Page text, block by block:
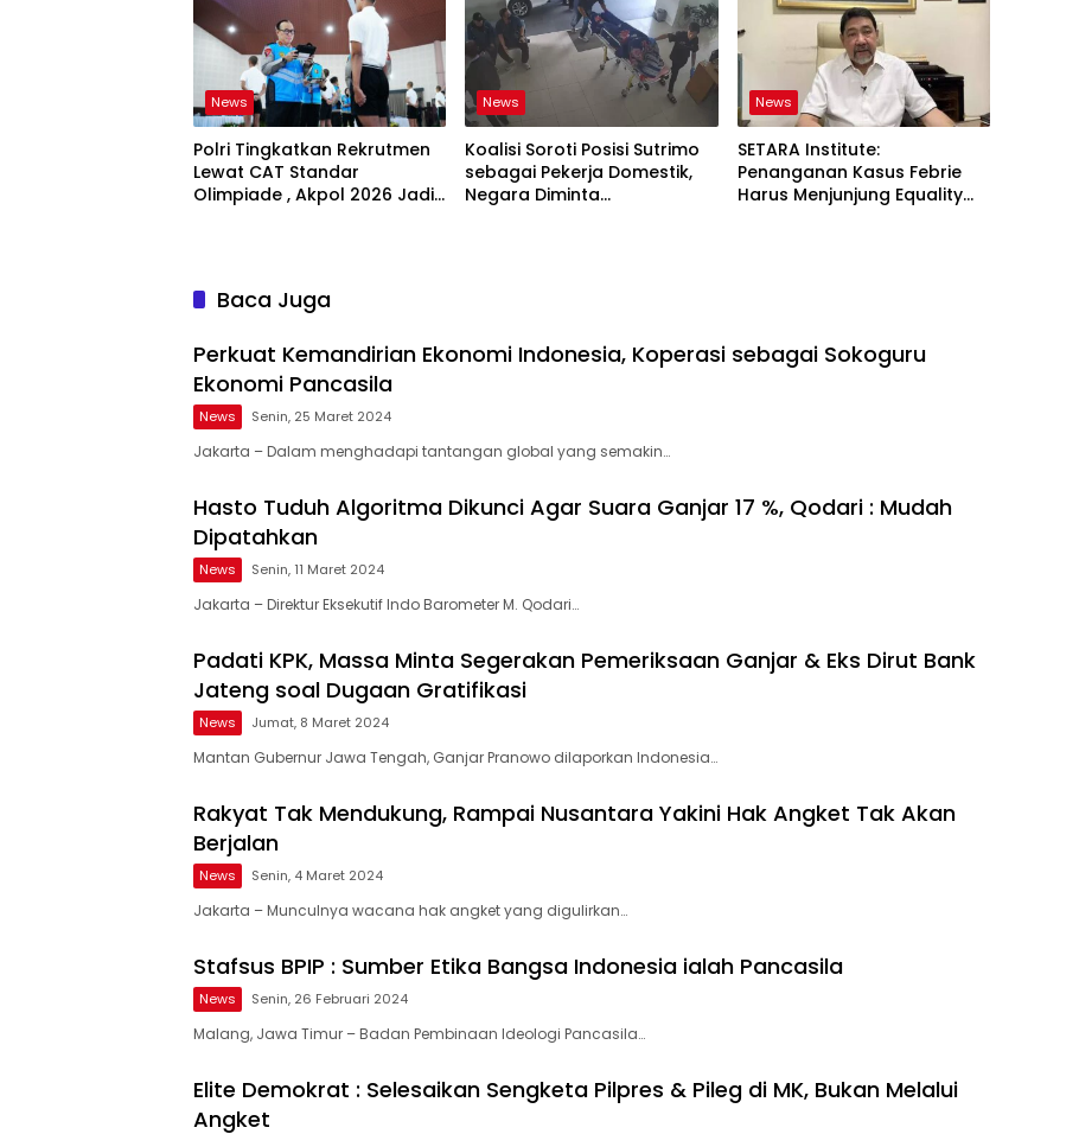
News
Polri Tingkatkan Rekrutmen
Lewat CAT Standar
Olimpiade , Akpol 2026 Jadi
News
Koalisi Soroti Posisi Sutrimo
sebagai Pekerja Domestik,
Negara Diminta
News
SETARA Institute:
Penanganan Kasus Febrie
Harus Menjunjung Equality
Baca Juga
Perkuat Kemandirian Ekonomi Indonesia, Koperasi sebagai Sokoguru
Ekonomi Pancasila
News Senin, 25 Maret 2024
Jakarta – Dalam menghadapi tantangan global yang semakin…
Hasto Tuduh Algoritma Dikunci Agar Suara Ganjar 17 %, Qodari : Mudah
Dipatahkan
News Senin, 11 Maret 2024
Jakarta – Direktur Eksekutif Indo Barometer M. Qodari…
Padati KPK, Massa Minta Segerakan Pemeriksaan Ganjar & Eks Dirut Bank
Jateng soal Dugaan Gratifikasi
News Jumat, 8 Maret 2024
Mantan Gubernur Jawa Tengah, Ganjar Pranowo dilaporkan Indonesia…
Rakyat Tak Mendukung, Rampai Nusantara Yakini Hak Angket Tak Akan
Berjalan
News Senin, 4 Maret 2024
Jakarta – Munculnya wacana hak angket yang digulirkan…
Stafsus BPIP : Sumber Etika Bangsa Indonesia ialah Pancasila
News Senin, 26 Februari 2024
Malang, Jawa Timur – Badan Pembinaan Ideologi Pancasila…
Elite Demokrat : Selesaikan Sengketa Pilpres & Pileg di MK, Bukan Melalui
Angket